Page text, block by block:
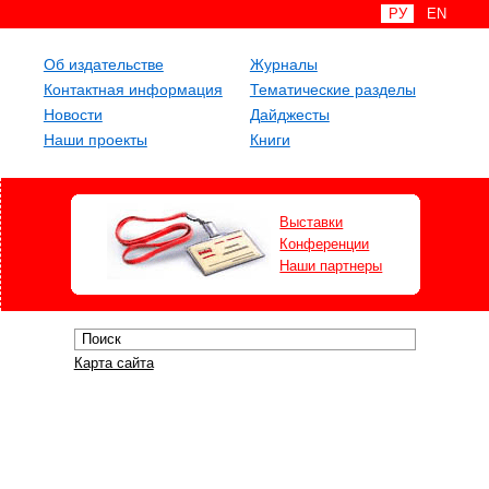
РУ EN
Об издательстве
Контактная информация
Новости
Наши проекты
Журналы
Тематические разделы
Дайджесты
Книги
Выставки
Конференции
Наши партнеры
Карта сайта